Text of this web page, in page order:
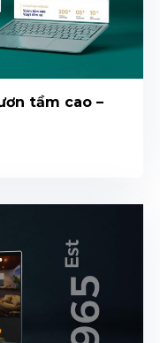
tầm cao –